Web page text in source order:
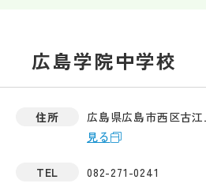
よみもの
学校からのお知らせ
広島学院中学校
住所 広島県広島市西区古
見る
TEL 082-271-0241